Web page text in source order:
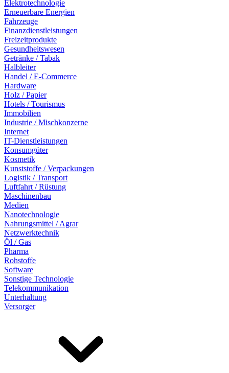
Elektrotechnologie
Erneuerbare Energien
Fahrzeuge
Finanzdienstleistungen
Freizeitprodukte
Gesundheitswesen
Getränke / Tabak
Halbleiter
Handel / E-Commerce
Hardware
Holz / Papier
Hotels / Tourismus
Immobilien
Industrie / Mischkonzerne
Internet
IT-Dienstleistungen
Konsumgüter
Kosmetik
Kunststoffe / Verpackungen
Logistik / Transport
Luftfahrt / Rüstung
Maschinenbau
Medien
Nanotechnologie
Nahrungsmittel / Agrar
Netzwerktechnik
Öl / Gas
Pharma
Rohstoffe
Software
Sonstige Technologie
Telekommunikation
Unterhaltung
Versorger